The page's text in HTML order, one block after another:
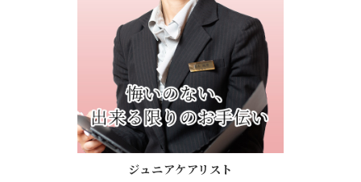
ジュニアケアリスト